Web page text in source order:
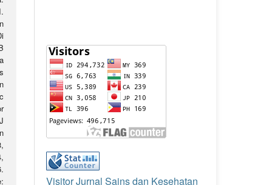
Visitor Jurnal Sains dan Kesehatan